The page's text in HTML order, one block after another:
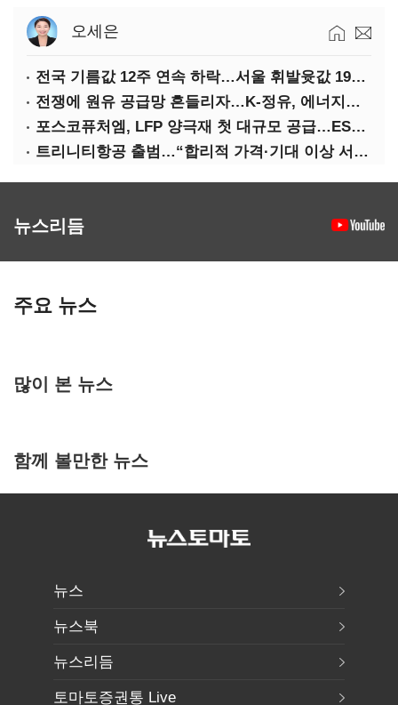
오세은
전국 기름값 12주 연속 하락…서울 휘발윳값 1909원
전쟁에 원유 공급망 흔들리자…K-정유, 에너지안보 핵심으로 재부상
포스코퓨처엠, LFP 양극재 첫 대규모 공급…ESS 시장 공략
트리니티항공 출범…“합리적 가격·기대 이상 서비스로 승부”
뉴스리듬
주요 뉴스
많이 본 뉴스
함께 볼만한 뉴스
뉴스
뉴스북
뉴스리듬
토마토증권통 Live